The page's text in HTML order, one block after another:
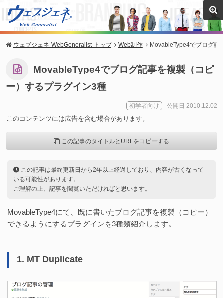
ウェブジェネ-WebGeneralist-トップ Web制作 MovableType4でブログ記
MovableType4でブログ記事を複製（コピ
ー）するプラグイン3種
初学者向け 公開日 2010.12.02
このコンテンツには広告を含む場合があります。
この記事のタイトルとURLをコピーする
この記事は最終更新日から2年以上経過しており、内容が古くなって
いる可能性があります。
ご理解の上、記事を閲覧いただければと思います。
MovableType4にて、既に書いたブログ記事を複製（コピー）
できるようにするプラグインを3種類紹介します。
1. MT Duplicate